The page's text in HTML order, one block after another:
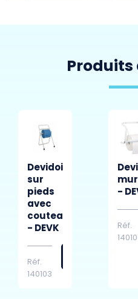
Produits
Devidoir
sur
pieds
avec
couteau
- DEVK
Réf.
140103
-
Réf.